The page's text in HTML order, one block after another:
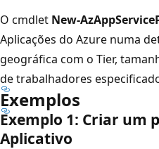
O cmdlet New-
Aplicações do Azure numa
geográfica com o Tier,
de trabalhadores
Exemplos
Exemplo 1: Criar um
Aplicativo